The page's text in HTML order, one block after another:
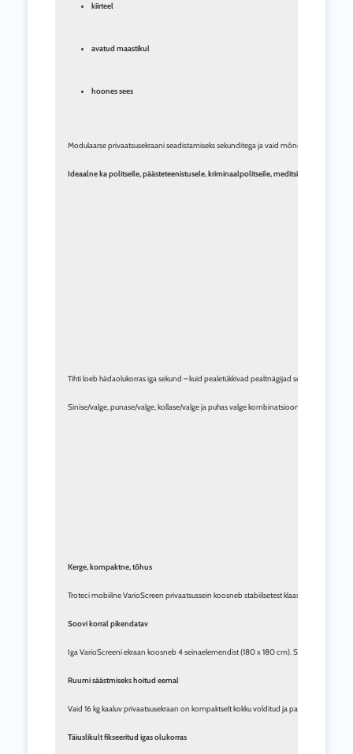
kiirteel
avatud maastikul
hoones sees
Modulaarse privaatsusekraani seadistamiseks sekunditega ja vaid mõne liigutusega
Ideaalne ka politseile, päästeteenistusele, kriminaalpolitseile, meditsiinile ja
Tihti loeb hädaolukorras iga sekund – kuid pealetükkivad pealtnägijad segavad
Sinise/valge, punase/valge, kollase/valge ja puhas valge kombinatsioonidega on
Kerge, kompaktne, tõhus
Troteci mobiilne VarioScreen privaatsussein koosneb stabiilsetest klaaskiudvarrastest,
Soovi korral pikendatav
Iga VarioScreeni ekraan koosneb 4 seinaelemendist (180 x 180 cm). Seina algusesse
Ruumi säästmiseks hoitud eemal
Vaid 16 kg kaaluv privaatsusekraan on kompaktselt kokku volditud ja paigutatud
Täiuslikult fikseeritud igas olukorras